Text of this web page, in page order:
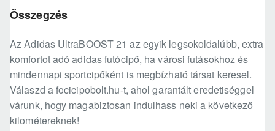
Összegzés
Az Adidas UltraBOOST 21 az egyik legsokoldalúbb, extra
komfortot adó adidas futócipő, ha városi futásokhoz és
mindennapi sportcipőként is megbízható társat keresel.
Válaszd a focicipobolt.hu-t, ahol garantált eredetiséggel
várunk, hogy magabiztosan indulhass neki a következő
kilométereknek!